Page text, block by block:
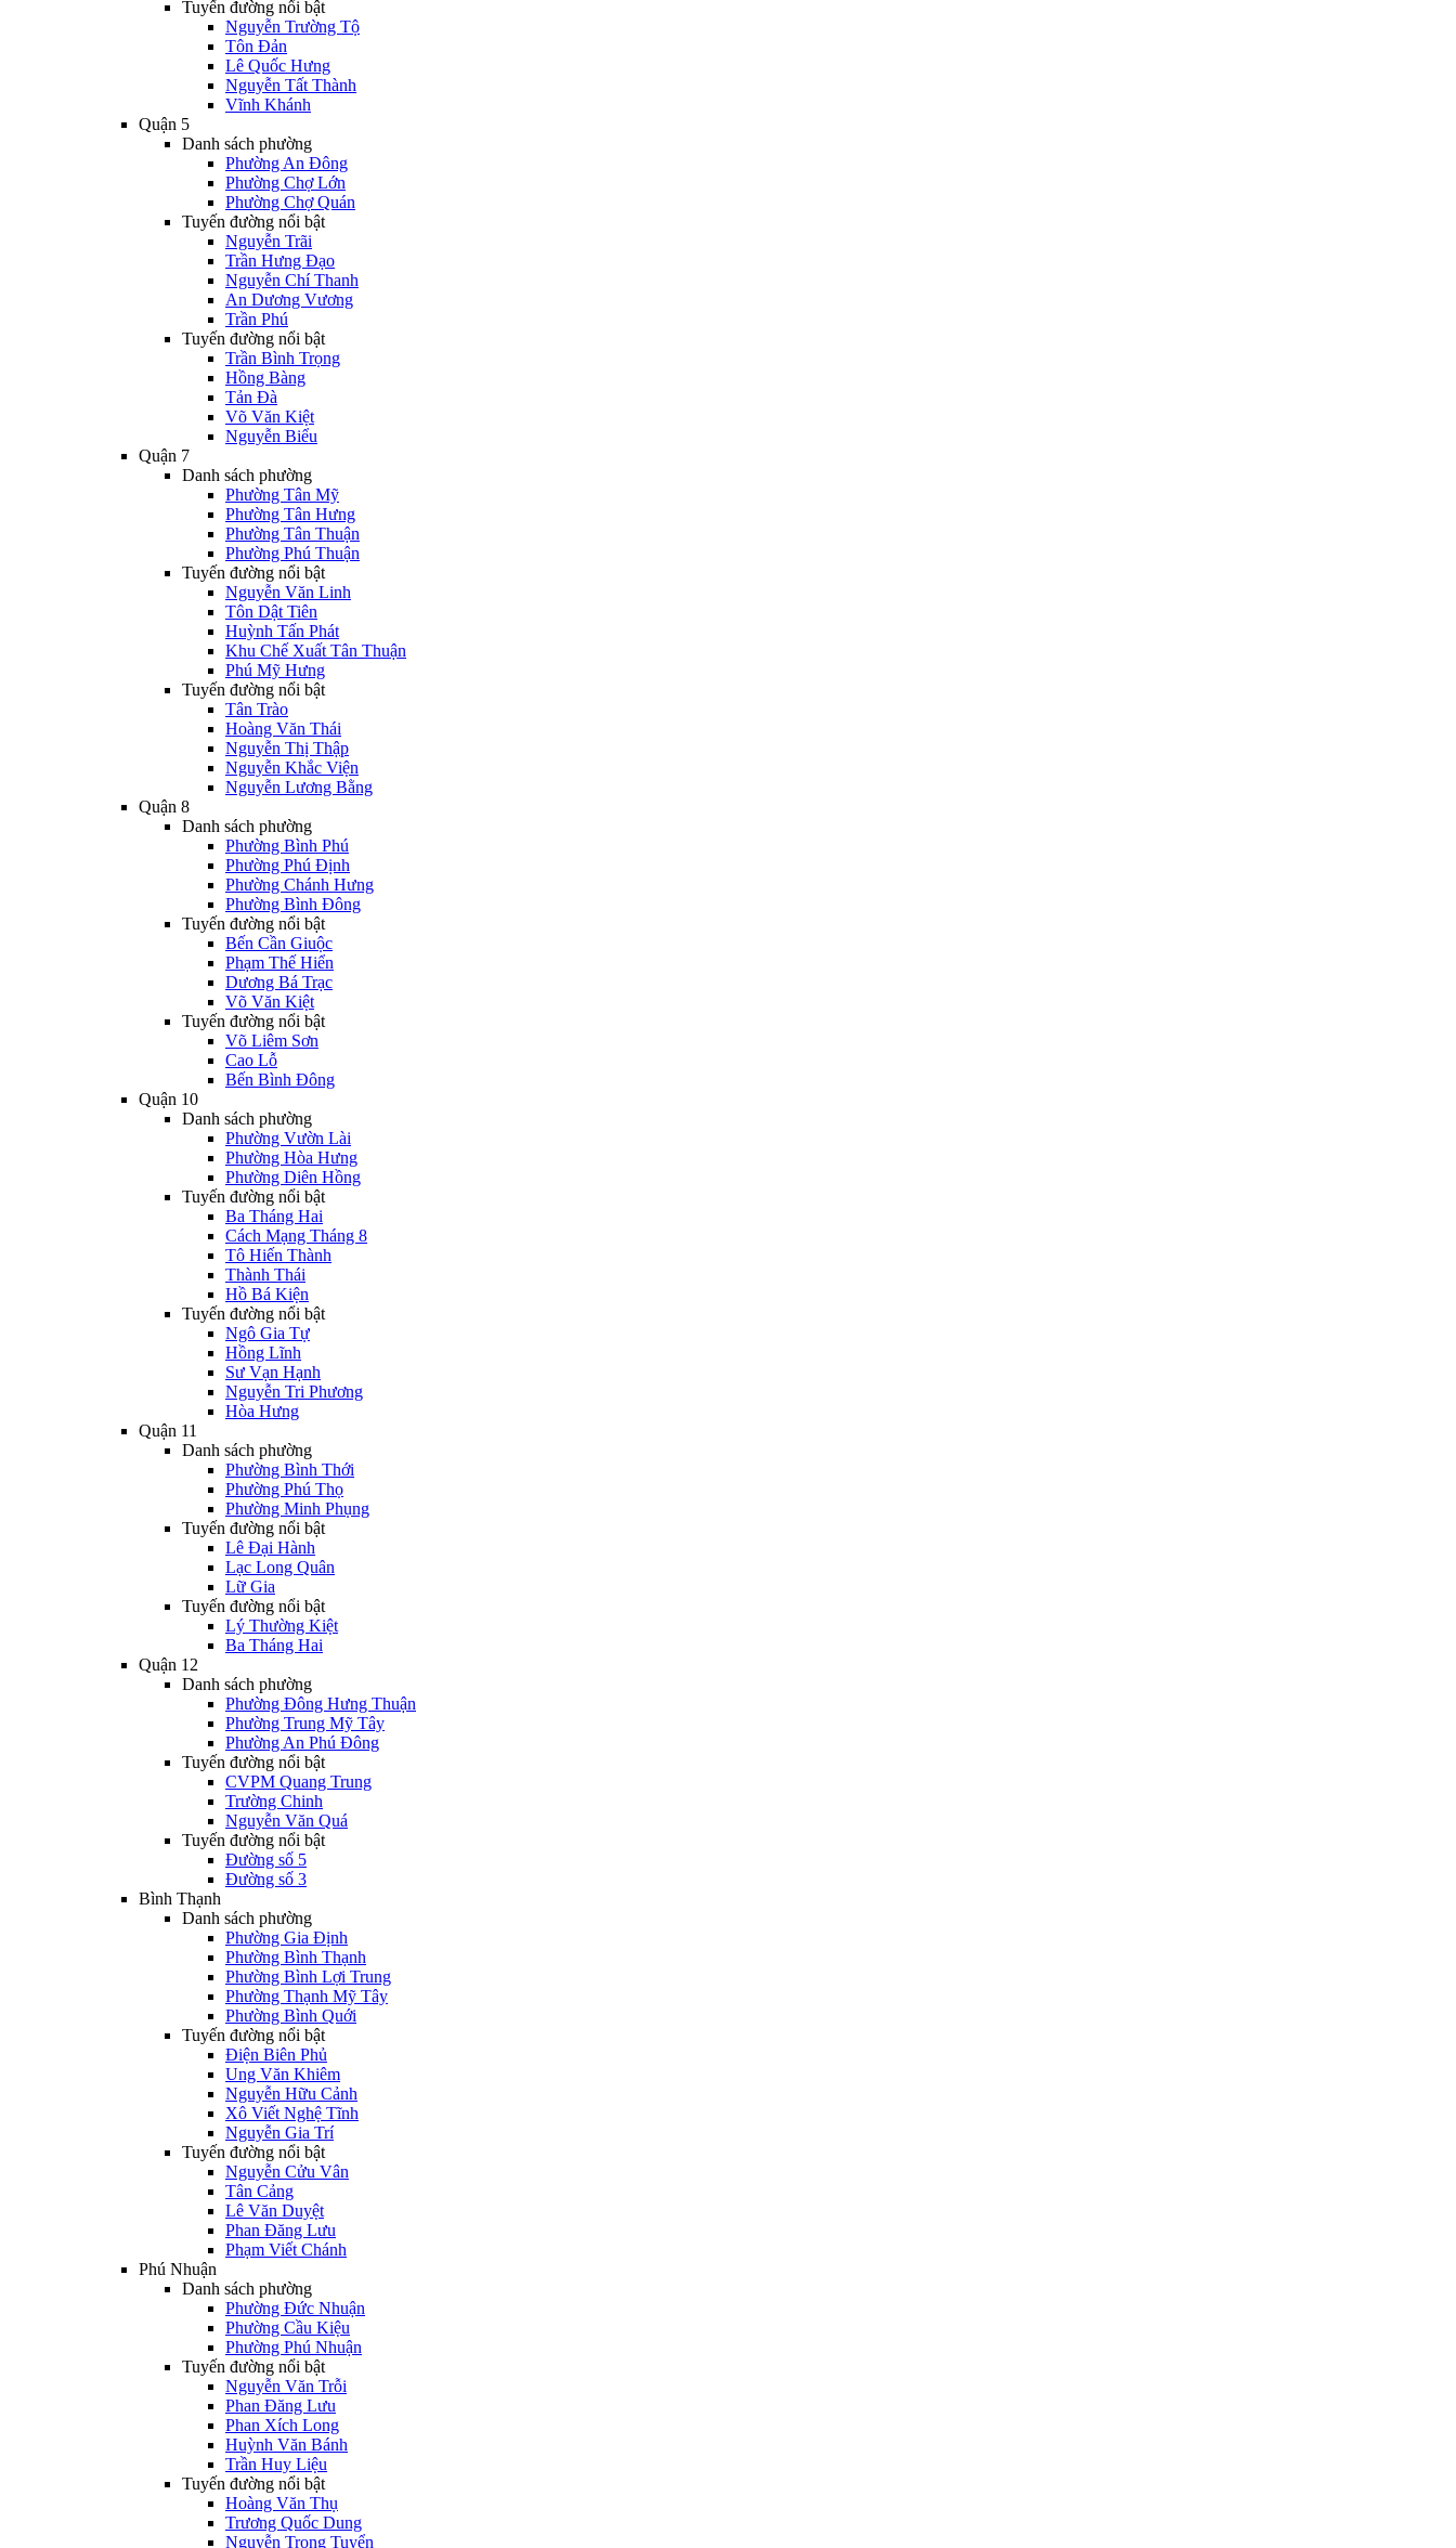
Tuyến đường nổi bật
Nguyễn Trường Tộ
Tôn Đản
Lê Quốc Hưng
Nguyễn Tất Thành
Vĩnh Khánh
Quận 5
Danh sách phường
Phường An Đông
Phường Chợ Lớn
Phường Chợ Quán
Tuyến đường nổi bật
Nguyễn Trãi
Trần Hưng Đạo
Nguyễn Chí Thanh
An Dương Vương
Trần Phú
Tuyến đường nổi bật
Trần Bình Trọng
Hồng Bàng
Tản Đà
Võ Văn Kiệt
Nguyễn Biểu
Quận 7
Danh sách phường
Phường Tân Mỹ
Phường Tân Hưng
Phường Tân Thuận
Phường Phú Thuận
Tuyến đường nổi bật
Nguyễn Văn Linh
Tôn Dật Tiên
Huỳnh Tấn Phát
Khu Chế Xuất Tân Thuận
Phú Mỹ Hưng
Tuyến đường nổi bật
Tân Trào
Hoàng Văn Thái
Nguyễn Thị Thập
Nguyễn Khắc Viện
Nguyễn Lương Bằng
Quận 8
Danh sách phường
Phường Bình Phú
Phường Phú Định
Phường Chánh Hưng
Phường Bình Đông
Tuyến đường nổi bật
Bến Cần Giuộc
Phạm Thế Hiển
Dương Bá Trạc
Võ Văn Kiệt
Tuyến đường nổi bật
Võ Liêm Sơn
Cao Lỗ
Bến Bình Đông
Quận 10
Danh sách phường
Phường Vườn Lài
Phường Hòa Hưng
Phường Diên Hồng
Tuyến đường nổi bật
Ba Tháng Hai
Cách Mạng Tháng 8
Tô Hiến Thành
Thành Thái
Hồ Bá Kiện
Tuyến đường nổi bật
Ngô Gia Tự
Hồng Lĩnh
Sư Vạn Hạnh
Nguyễn Tri Phương
Hòa Hưng
Quận 11
Danh sách phường
Phường Bình Thới
Phường Phú Thọ
Phường Minh Phụng
Tuyến đường nổi bật
Lê Đại Hành
Lạc Long Quân
Lữ Gia
Tuyến đường nổi bật
Lý Thường Kiệt
Ba Tháng Hai
Quận 12
Danh sách phường
Phường Đông Hưng Thuận
Phường Trung Mỹ Tây
Phường An Phú Đông
Tuyến đường nổi bật
CVPM Quang Trung
Trường Chinh
Nguyễn Văn Quá
Tuyến đường nổi bật
Đường số 5
Đường số 3
Bình Thạnh
Danh sách phường
Phường Gia Định
Phường Bình Thạnh
Phường Bình Lợi Trung
Phường Thạnh Mỹ Tây
Phường Bình Quới
Tuyến đường nổi bật
Điện Biên Phủ
Ung Văn Khiêm
Nguyễn Hữu Cảnh
Xô Viết Nghệ Tĩnh
Nguyễn Gia Trí
Tuyến đường nổi bật
Nguyễn Cửu Vân
Tân Cảng
Lê Văn Duyệt
Phan Đăng Lưu
Phạm Viết Chánh
Phú Nhuận
Danh sách phường
Phường Đức Nhuận
Phường Cầu Kiệu
Phường Phú Nhuận
Tuyến đường nổi bật
Nguyễn Văn Trỗi
Phan Đăng Lưu
Phan Xích Long
Huỳnh Văn Bánh
Trần Huy Liệu
Tuyến đường nổi bật
Hoàng Văn Thụ
Trương Quốc Dung
Nguyễn Trọng Tuyển